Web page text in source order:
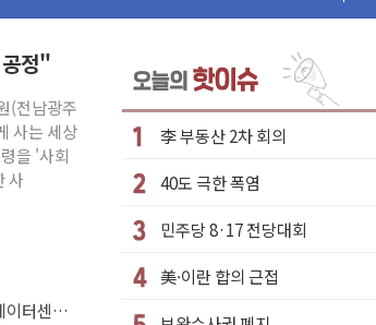
고조
정"
정"
(전남광주
사는 세상
을 '사회
사
터센터·
李 부동산 2차 회의
40도 극한 폭염
민주당 8·17 전당대회
美·이란 합의 근접